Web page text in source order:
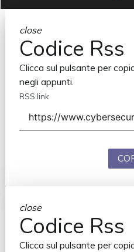
close
Codice Rss
Clicca sul pulsante per
negli appunti.
RSS link
close
Codice Rss
Clicca sul pulsante per